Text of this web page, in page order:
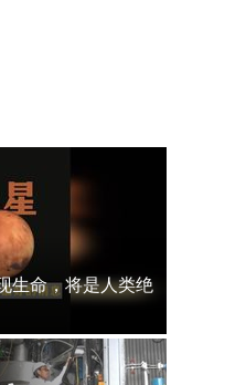
生命，将是人类绝